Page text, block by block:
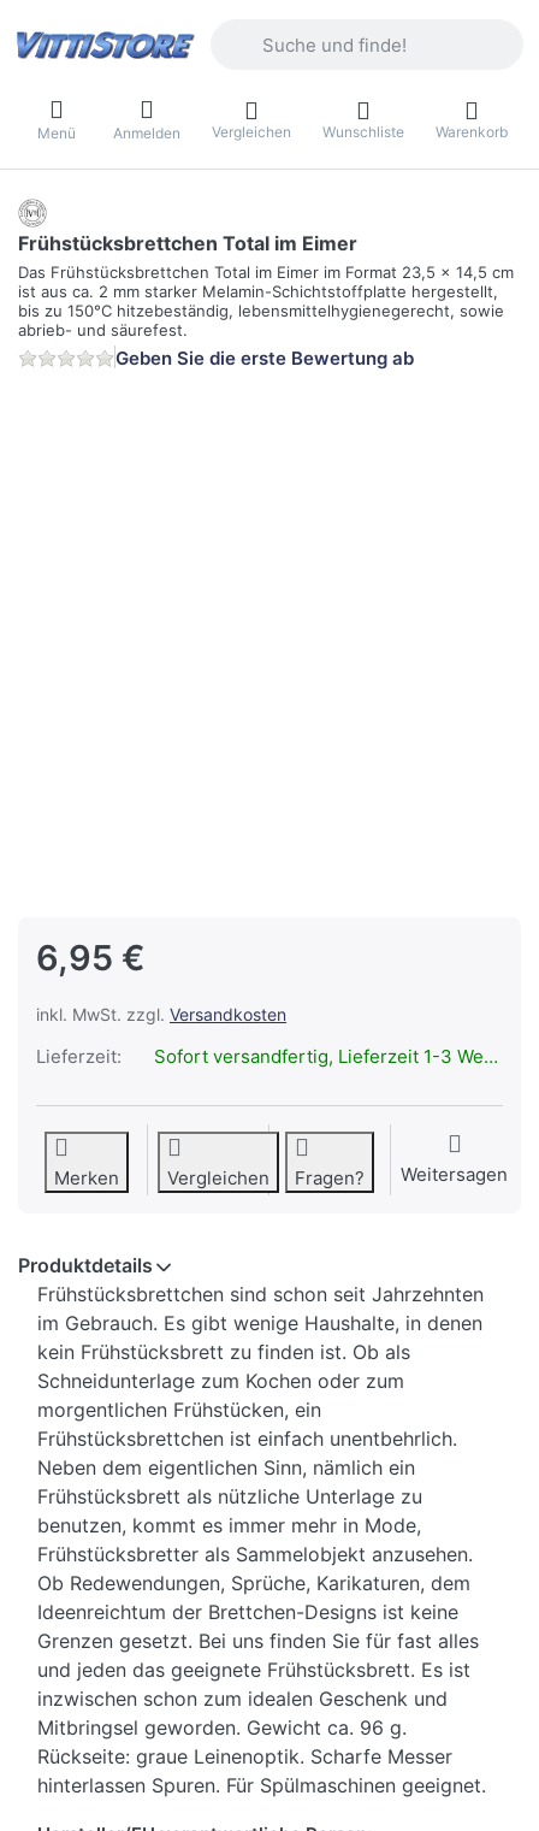
Menü Anmelden Vergleichen Wunschliste Warenkorb
Frühstücksbrettchen Total im Eimer
Das Frühstücksbrettchen Total im Eimer im Format 23,5 x 14,5 cm
ist aus ca. 2 mm starker Melamin-Schichtstoffplatte hergestellt,
bis zu 150°C hitzebeständig, lebensmittelhygienegerecht, sowie
abrieb- und säurefest.
Geben Sie die erste Bewertung ab
6,95 €
inkl. MwSt. zzgl. Versandkosten
Lieferzeit: Sofort versandfertig, Lieferzeit 1-3 Werktage.
Merken Vergleichen Fragen? Weitersagen
Produktdetails
Frühstücksbrettchen sind schon seit Jahrzehnten
im Gebrauch. Es gibt wenige Haushalte, in denen
kein Frühstücksbrett zu finden ist. Ob als
Schneidunterlage zum Kochen oder zum
morgentlichen Frühstücken, ein
Frühstücksbrettchen ist einfach unentbehrlich.
Neben dem eigentlichen Sinn, nämlich ein
Frühstücksbrett als nützliche Unterlage zu
benutzen, kommt es immer mehr in Mode,
Frühstücksbretter als Sammelobjekt anzusehen.
Ob Redewendungen, Sprüche, Karikaturen, dem
Ideenreichtum der Brettchen-Designs ist keine
Grenzen gesetzt. Bei uns finden Sie für fast alles
und jeden das geeignete Frühstücksbrett. Es ist
inzwischen schon zum idealen Geschenk und
Mitbringsel geworden. Gewicht ca. 96 g.
Rückseite: graue Leinenoptik. Scharfe Messer
hinterlassen Spuren. Für Spülmaschinen geeignet.